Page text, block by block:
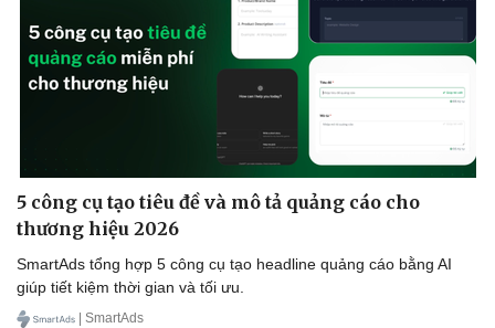
5 công cụ tạo tiêu đề và mô tả quảng cáo cho
thương hiệu 2026
SmartAds tổng hợp 5 công cụ tạo headline quảng cáo bằng AI
giúp tiết kiệm thời gian và tối ưu.
| SmartAds